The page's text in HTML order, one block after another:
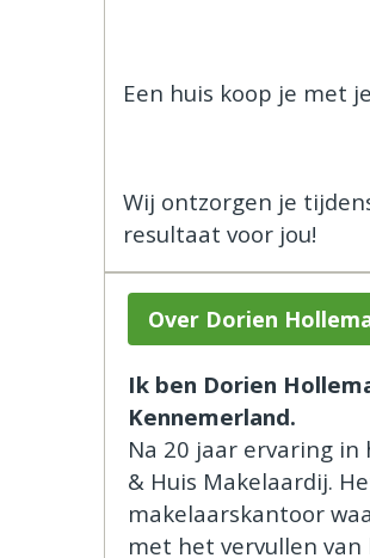
Een huis koop je met
Wij ontzorgen je
resultaat voor jou!
Over Dorien
Ik ben Dorien
Kennemerland.
Na 20 jaar ervaring
& Huis Makelaardij.
makelaarskantoor
met het vervullen van